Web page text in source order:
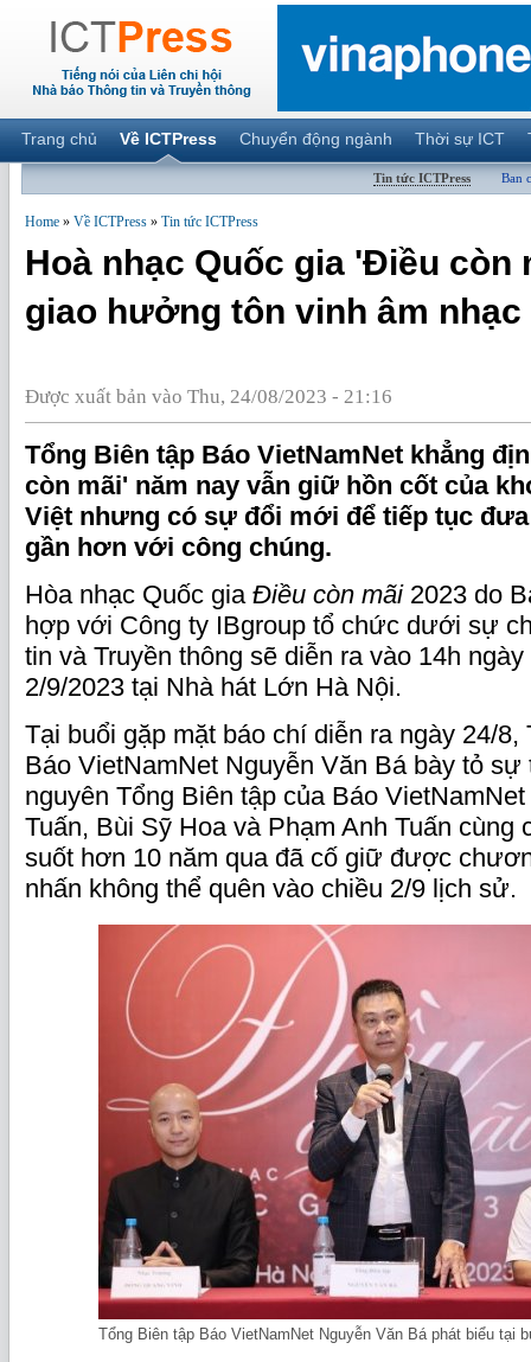
Trang chủ Về ICTPress Chuyển động ngành Thời sự ICT
Tin tức ICTPress Ban
Home » Về ICTPress » Tin tức ICTPress
Hoà nhạc Quốc gia 'Điều còn
giao hưởng tôn vinh âm nhạc
Được xuất bản vào Thu, 24/08/2023 - 21:16
Tổng Biên tập Báo VietNamNet khẳng
còn mãi' năm nay vẫn giữ hồn cốt của
Việt nhưng có sự đổi mới để tiếp tục
gần hơn với công chúng.
Hòa nhạc Quốc gia Điều còn mãi 2023 do
hợp với Công ty IBgroup tổ chức dưới sự
tin và Truyền thông sẽ diễn ra vào 14h
2/9/2023 tại Nhà hát Lớn Hà Nội.
Tại buổi gặp mặt báo chí diễn ra ngày 24/8,
Báo VietNamNet Nguyễn Văn Bá bày tỏ sự
nguyên Tổng Biên tập của Báo
Tuấn, Bùi Sỹ Hoa và Phạm Anh Tuấn cùng
suốt hơn 10 năm qua đã cố giữ được
nhấn không thể quên vào chiều 2/9 lịch sử.
Tổng Biên tập Báo VietNamNet Nguyễn Văn Bá phát biểu tại